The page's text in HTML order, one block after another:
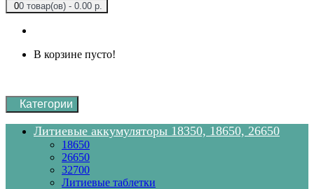
00 товар(ов) - 0.00 р.
В корзине пусто!
Категории
Литиевые аккумуляторы 18350, 18650, 26650
18650
26650
32700
Литиевые таблетки